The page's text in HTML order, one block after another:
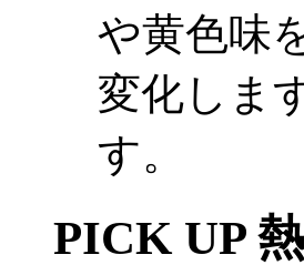
や黄色味
変化しま
す。
PICK UP